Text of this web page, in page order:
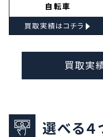
自転車
買取実績はコチラ ▸
買取実
選べる